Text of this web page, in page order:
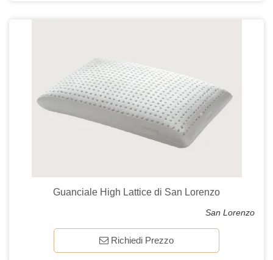
Guanciale High Lattice di San Lorenzo
San Lorenzo
Richiedi Prezzo